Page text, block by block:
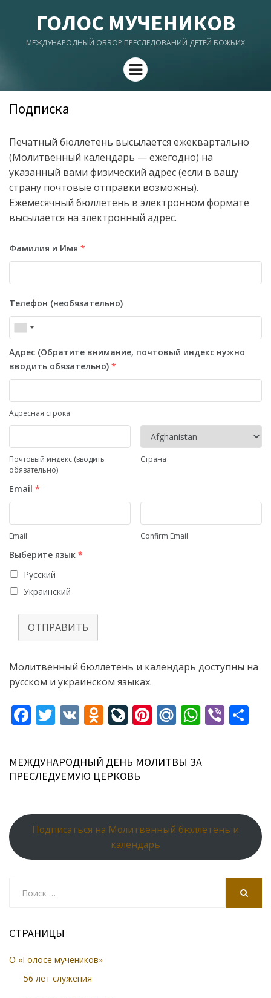
ГОЛОС МУЧЕНИКОВ
МЕЖДУНАРОДНЫЙ ОБЗОР ПРЕСЛЕДОВАНИЙ ДЕТЕЙ БОЖЬИХ
Menu
Подписка
Печатный бюллетень высылается ежеквартально
(Молитвенный календарь — ежегодно) на
указанный вами физический адрес (если в вашу
страну почтовые отправки возможны).
Ежемесячный бюллетень в электронном формате
высылается на электронный адрес.
Фамилия и Имя *
Телефон (необязательно)
Адрес (Обратите внимание, почтовый индекс нужно
вводить обязательно) *
Адресная строка
Почтовый индекс (вводить
обязательно)
Страна
Email *
Email Confirm Email
Выберите язык *
Русский
Украинский
ОТПРАВИТЬ
Молитвенный бюллетень и календарь доступны на
русском и украинском языках.
F
e
b
o
k
T
itt
er
V O
n
o
as
s
ni
Li
eJ
o
r
n
al
Pi
er
e
M
l.
R
W
s
p
p
Vi
МЕЖДУНАРОДНЫЙ ДЕНЬ МОЛИТВЫ ЗА
ПРЕСЛЕДУЕМУЮ ЦЕРКОВЬ
Подписаться на Молитвенный бюллетень и
календарь
СТРАНИЦЫ
О «Голосе мучеников»
56 лет служения